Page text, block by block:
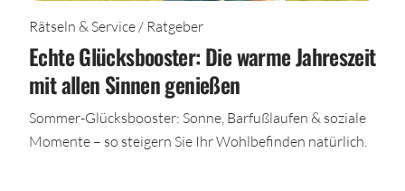
Rätseln & Service / Ratgeber
Echte Glücksbooster: Die warme Jahreszeit
mit allen Sinnen genießen
Sommer-Glücksbooster: Sonne, Barfußlaufen & soziale
Momente – so steigern Sie Ihr Wohlbefinden natürlich.